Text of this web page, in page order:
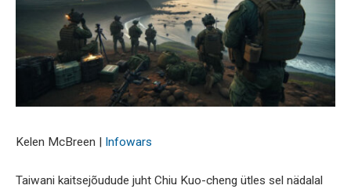
Kelen McBreen | Infowars
Taiwani kaitsejõudude juht Chiu Kuo-cheng ütles sel nädalal